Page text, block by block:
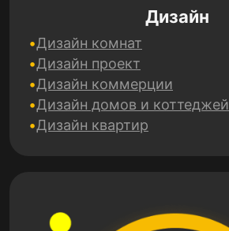
Дизайн
Дизайн комнат
Дизайн проект
Дизайн коммерции
Дизайн домов и коттеджей
Дизайн квартир